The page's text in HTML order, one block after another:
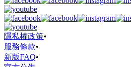
隱私權政策•
服務條款•
新版FAQ•